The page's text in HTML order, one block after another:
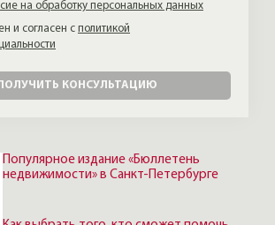
Популярное издание «Бюллетень
недвижимости» в Санкт-Петербурге
на обработку персональных данных
и согласен с политикой
ПОЛУЧИТЬ КОНСУЛЬТАЦИЮ